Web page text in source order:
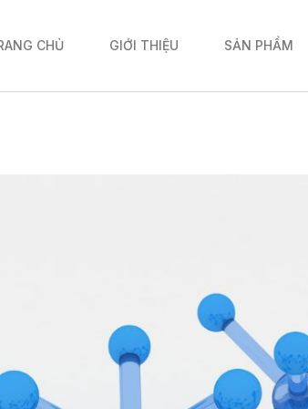
CHỦ GIỚI THIỆU SẢN PHẨM